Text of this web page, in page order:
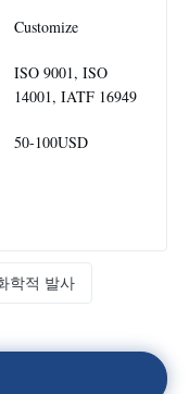
Customize
ISO 9001, ISO
14001, IATF 16949
50-100USD
학적 발사